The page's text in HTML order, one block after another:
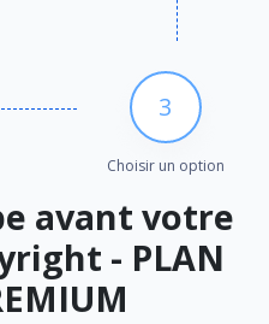
3
Choisir un option
avant votre
- PLAN